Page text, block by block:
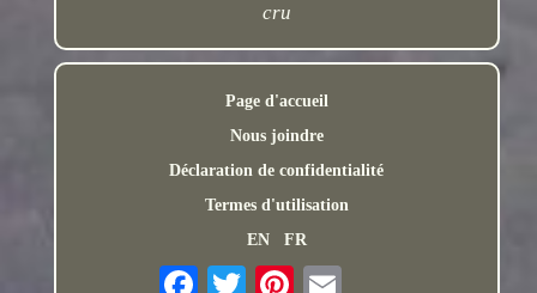
cru
Page d'accueil
Nous joindre
Déclaration de confidentialité
Termes d'utilisation
EN
FR